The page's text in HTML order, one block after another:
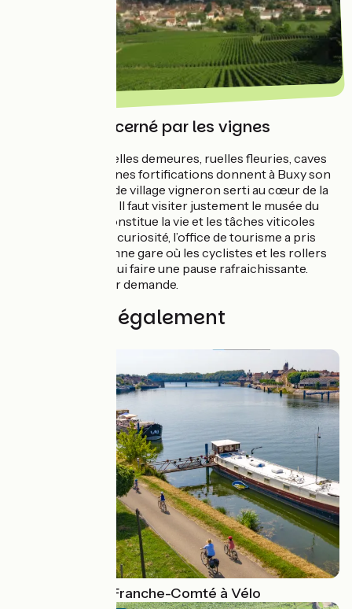
Buxy, village cerné par les vignes
Vieilles pierres, belles demeures, ruelles fleuries, caves
voutées et anciennes fortifications donnent à Buxy son
caractère unique de village vigneron serti au cœur de la
Côte chalonnaise. Il faut visiter justement le musée du
Vigneron qui reconstitue la vie et les tâches viticoles
millénaires. Autre curiosité, l’office de tourisme a pris
place dans l’ancienne gare où les cyclistes et les rollers
peuvent aujourd’hui faire une pause rafraichissante.
Visites guidées sur demande.
Découvrez également
La Bourgogne-Franche-Comté à Vélo